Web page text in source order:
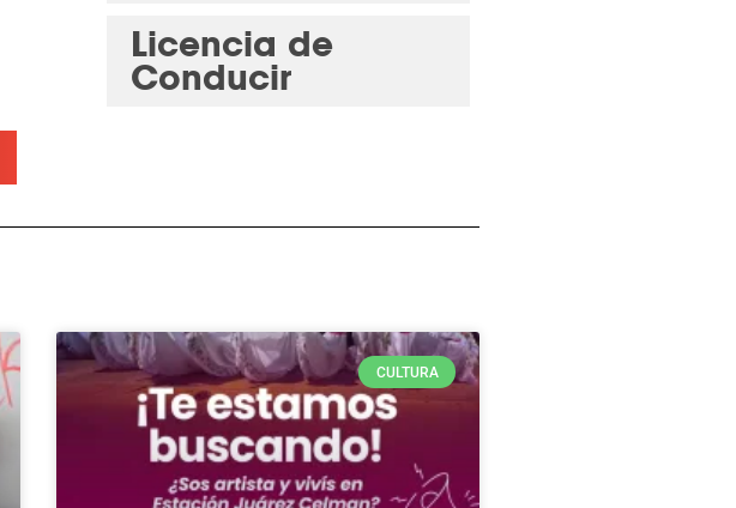
Licencia de
Conducir
CULTURA